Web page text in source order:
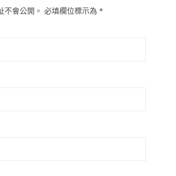
不會公開。 必填欄位標示為 *